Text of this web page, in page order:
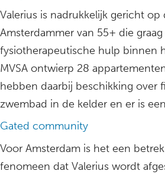
Valerius is nadrukkelijk gericht op
Amsterdammer van 55+ die
fysiotherapeutische hulp binnen
MVSA ontwierp 28
hebben daarbij beschikking over
zwembad in de kelder en er is
Gated community
Voor Amsterdam is het een
fenomeen dat Valerius wordt